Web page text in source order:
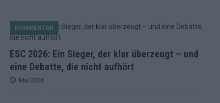
ESC 2026: Ein Sieger, der klar überzeugt – und
eine Debatte, die nicht aufhört
KOMMENTAR
Mai 2026